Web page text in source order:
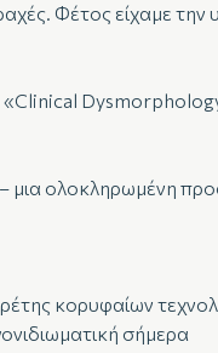
Φέτος είχαμε
«Clinical
μια ολοκληρωμένη
κορυφαίων
σήμερα